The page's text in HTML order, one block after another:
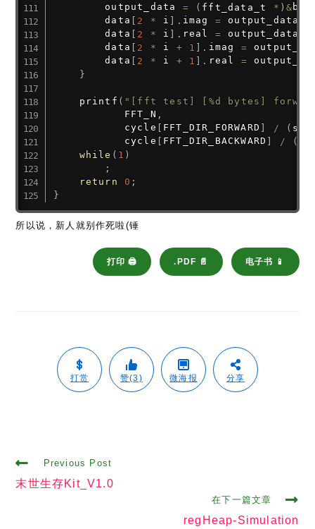
        output_data
= ( fft_data_t * ) &
        data
[ 2 * i ] . imag = output_data
        data
[ 2 * i ] . real = output_data
        data
[ 2 * i + 1 ] . imag =
        data
[ 2 * i + 1 ] . real =
}
printf ( "[fft test] [%d bytes] forward
           FFT_N
,
           cycle
[ FFT_DIR_FORWARD ] / (
           cycle
[ FFT_DIR_BACKWARD ] / (
while ( 1 )
;
return
0 ;
}
所以说，新人就别作死啦(锤
打印 🖨 .PDF 📄 电子书 📱
打赏 赞(3) 微海报 分享
Read
more
articles
Previous Post
末世生存Kit_V1.0
在下一篇文章
regHeap-Simulation